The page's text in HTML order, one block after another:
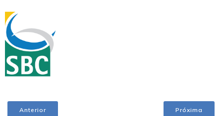
Anterior Próxima